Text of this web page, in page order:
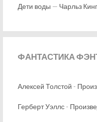
Дети воды — Чарльз
ФАНТАСТИКА
Алексей Толстой -
Герберт Уэллс -